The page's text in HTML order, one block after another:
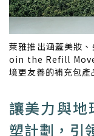
萊雅推出涵蓋美妝
oin the Refill
境更友善的補充包
讓美力與
塑計劃，引